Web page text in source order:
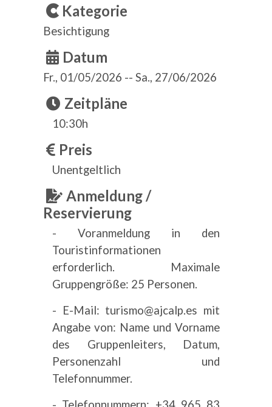
Kategorie
Besichtigung
Datum
Fr., 01/05/2026 -- Sa., 27/06/2026
Zeitpläne
10:30h
Preis
Unentgeltlich
Anmeldung /
Reservierung
- Voranmeldung in den
Touristinformationen
erforderlich. Maximale
Gruppengröße: 25 Personen.
- E-Mail: turismo@ajcalp.es mit
Angabe von: Name und Vorname
des Gruppenleiters, Datum,
Personenzahl und
Telefonnummer.